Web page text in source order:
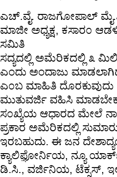
ಎಚ್.ವೈ. ರಾಜಗೋಪಾಲ್
ಮಾಜೀ ಅಧ್ಯಕ್ಷ, ಕಸಾರ೦
ಸಮಿತಿ
ಸದ್ಯದಲ್ಲಿ ಅಮೆರಿಕದಲ್ಲಿ ೩
ಎಂದು ಅಂದಾಜು
ಎ೦ಬ ಮಾಹಿತಿ ದೊರಕುವುದು
ಮುತುವರ್ಜಿ ವಹಿಸಿ
ಸ೦ಖ್ಯೆಯ ಆಧಾರದ ಮೇಲೆ
ಪ್ರಕಾರ ಅಮೆರಿಕದಲ್ಲಿ
ಇರಬಹುದು. ಈ ಜನ
ಕ್ಯಾಲಿಫ಼ೋರ್ನಿಯ, ನ್ಯೂ
ಡಿ.ಸಿ., ವರ್ಜಿನಿಯ, ಟೆಕ್ಸಸ್,